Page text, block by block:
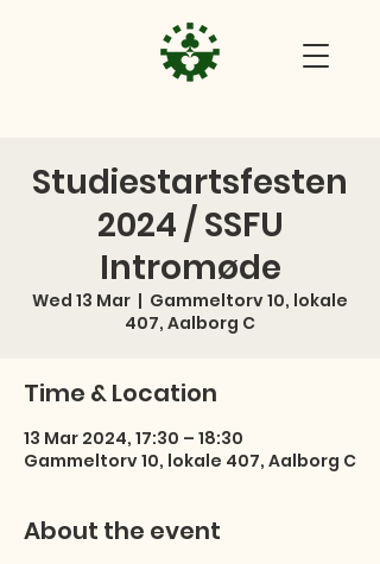
Studiestartsfesten
2024 / SSFU
Intromøde
Wed 13 Mar
  |
Gammeltorv 10, lokale
407, Aalborg C
Time & Location
13 Mar 2024, 17:30 – 18:30
Gammeltorv 10, lokale 407, Aalborg C
About the event